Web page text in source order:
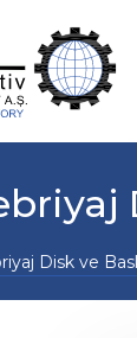
Disk ve